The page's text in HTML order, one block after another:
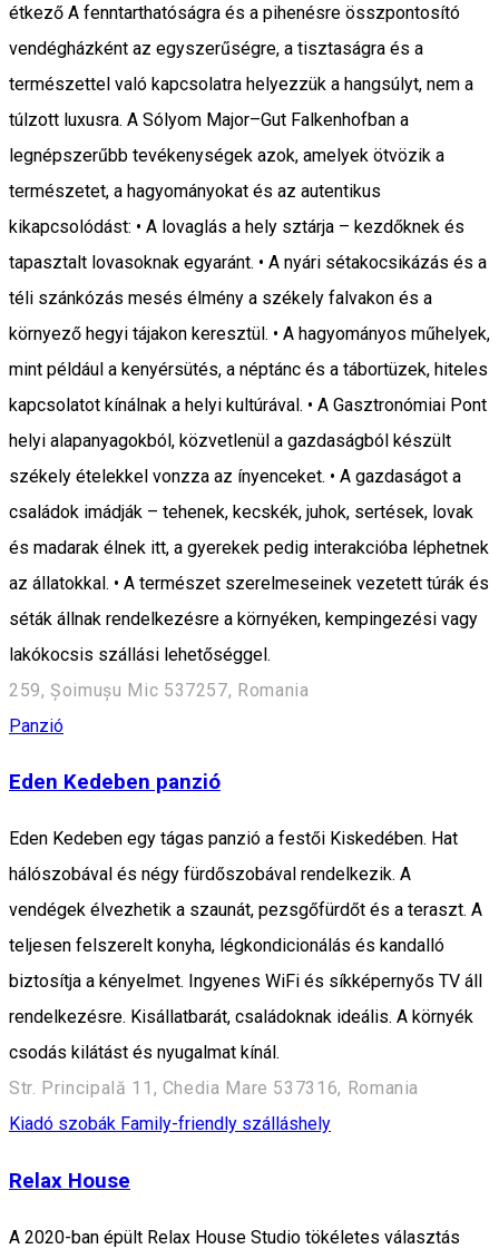
étkező A fenntarthatóságra és a pihenésre összpontosító
vendégházként az egyszerűségre, a tisztaságra és a
természettel való kapcsolatra helyezzük a hangsúlyt, nem a
túlzott luxusra. A Sólyom Major–Gut Falkenhofban a
legnépszerűbb tevékenységek azok, amelyek ötvözik a
természetet, a hagyományokat és az autentikus
kikapcsolódást: • A lovaglás a hely sztárja – kezdőknek és
tapasztalt lovasoknak egyaránt. • A nyári sétakocsikázás és a
téli szánkózás mesés élmény a székely falvakon és a
környező hegyi tájakon keresztül. • A hagyományos műhelyek,
mint például a kenyérsütés, a néptánc és a tábortüzek, hiteles
kapcsolatot kínálnak a helyi kultúrával. • A Gasztronómiai Pont
helyi alapanyagokból, közvetlenül a gazdaságból készült
székely ételekkel vonzza az ínyenceket. • A gazdaságot a
családok imádják – tehenek, kecskék, juhok, sertések, lovak
és madarak élnek itt, a gyerekek pedig interakcióba léphetnek
az állatokkal. • A természet szerelmeseinek vezetett túrák és
séták állnak rendelkezésre a környéken, kempingezési vagy
lakókocsis szállási lehetőséggel.
259, Șoimușu Mic 537257, Romania
Panzió
Eden Kedeben panzió
Eden Kedeben egy tágas panzió a festői Kiskedében. Hat
hálószobával és négy fürdőszobával rendelkezik. A
vendégek élvezhetik a szaunát, pezsgőfürdőt és a teraszt. A
teljesen felszerelt konyha, légkondicionálás és kandalló
biztosítja a kényelmet. Ingyenes WiFi és síkképernyős TV áll
rendelkezésre. Kisállatbarát, családoknak ideális. A környék
csodás kilátást és nyugalmat kínál.
Str. Principală 11, Chedia Mare 537316, Romania
Kiadó szobák Family-friendly szálláshely
Relax House
A 2020-ban épült Relax House Studio tökéletes választás